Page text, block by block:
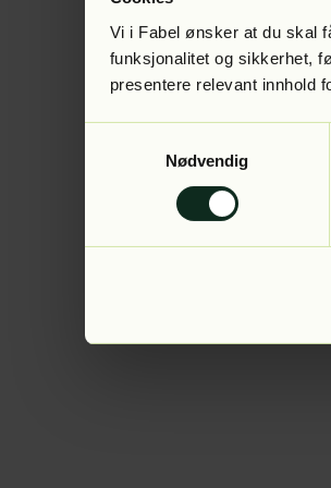
Vi i Fabel ønsker at du skal
funksjonalitet og sikkerhet,
presentere relevant innhold
Nødvendig
Application